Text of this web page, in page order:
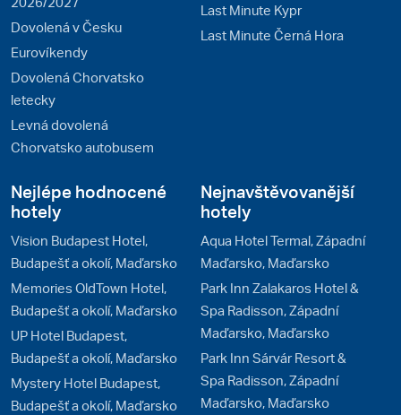
Dovolená v Česku
Eurovíkendy
Dovolená Chorvatsko
letecky
Levná dovolená
Chorvatsko autobusem
Last Minute Kypr
Last Minute Černá Hora
Nejlépe hodnocené
hotely
Vision Budapest Hotel,
Budapešť a okolí, Maďarsko
Memories OldTown Hotel,
Budapešť a okolí, Maďarsko
UP Hotel Budapest,
Budapešť a okolí, Maďarsko
Mystery Hotel Budapest,
Budapešť a okolí, Maďarsko
Nejnavštěvovanější
hotely
Aqua Hotel Termal, Západní
Maďarsko, Maďarsko
Park Inn Zalakaros Hotel &
Spa Radisson, Západní
Maďarsko, Maďarsko
Park Inn Sárvár Resort &
Spa Radisson, Západní
Maďarsko, Maďarsko